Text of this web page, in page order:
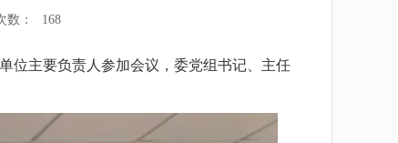
数： 168
主要负责人参加会议，委党组书记、主任